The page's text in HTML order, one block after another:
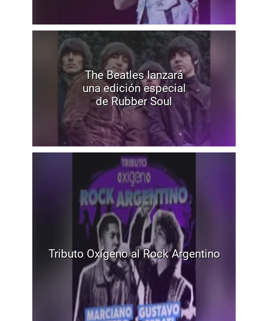
The Beatles lanzará
una edición especial
de Rubber Soul
Tributo Oxígeno al Rock Argentino